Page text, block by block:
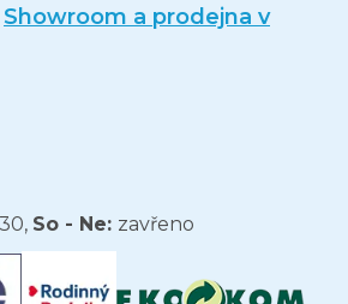
Showroom a prodejna v
So - Ne: zavřeno